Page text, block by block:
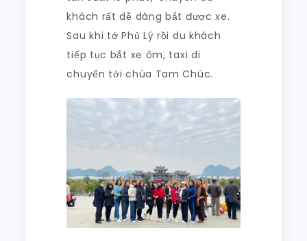
khách rất dễ dàng bắt được xe.
Sau khi tớ Phủ Lý rồi du khách
tiếp tục bắt xe ôm, taxi di
chuyển tới chùa Tam Chúc.